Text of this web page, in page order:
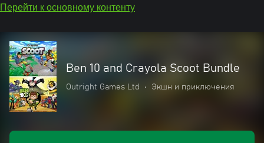
Перейти к основному контенту
Ben 10 and Crayola Scoot Bundle
Outright Games Ltd • Экшн и приключения